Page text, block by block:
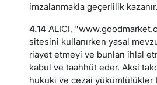
imzalanmakla geçerlilik kazanır.
4.14 ALICI,
sitesini kullanırken yasal
riayet etmeyi ve bunları ihlal
kabul ve taahhüt eder. Aksi
hukuki ve cezai yükümlülükler